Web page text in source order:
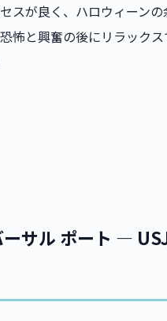
スが良く、ハロウィーン
怖と興奮の後にリラック
サル ポート —